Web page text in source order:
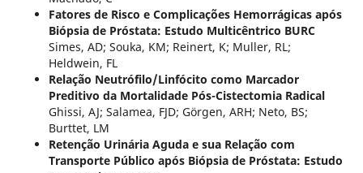
Fatores de Risco e Complicações Hemorrágicas após
Biópsia de Próstata: Estudo Multicêntrico BURC
Simes, AD; Souka, KM; Reinert, K; Muller, RL;
Heldwein, FL
Relação Neutrófilo/Linfócito como Marcador
Preditivo da Mortalidade Pós-Cistectomia Radical
Ghissi, AJ; Salamea, FJD; Görgen, ARH; Neto, BS;
Burttet, LM
Retenção Urinária Aguda e sua Relação com
Transporte Público após Biópsia de Próstata: Estudo